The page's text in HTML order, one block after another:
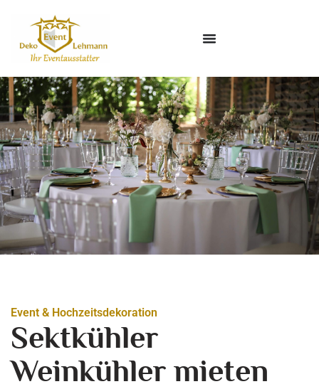
Event & Hochzeitsdekoration
Sektkühler
Weinkühler mieten